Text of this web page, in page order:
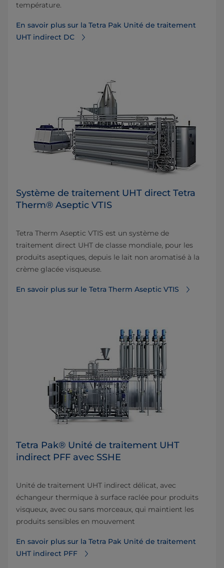
température.
En savoir plus sur la Tetra Pak Unité de traitement
UHT indirect DC
Système de traitement UHT direct Tetra
Therm® Aseptic VTIS
Tetra Therm Aseptic VTIS est un système de
traitement direct UHT de classe mondiale, pour les
produits aseptiques, depuis le lait non aromatisé à la
crème glacée visqueuse.
En savoir plus sur le Tetra Therm Aseptic VTIS
Tetra Pak® Unité de traitement UHT
indirect PFF avec SSHE
Unité de traitement UHT indirect délicat, avec
échangeur thermique à surface raclée pour produits
visqueux, avec ou sans morceaux, qui maintient les
produits sensibles en mouvement
En savoir plus sur la Tetra Pak Unité de traitement
UHT indirect PFF